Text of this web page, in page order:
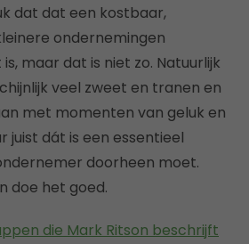
dat dat een kostbaar,
ondernemingen
maar dat is niet zo. Natuurlijk
veel zweet en tranen en
met momenten van geluk en
juist dát is een essentieel
doorheen moet.
doe het goed.
die Mark Ritson beschrijft